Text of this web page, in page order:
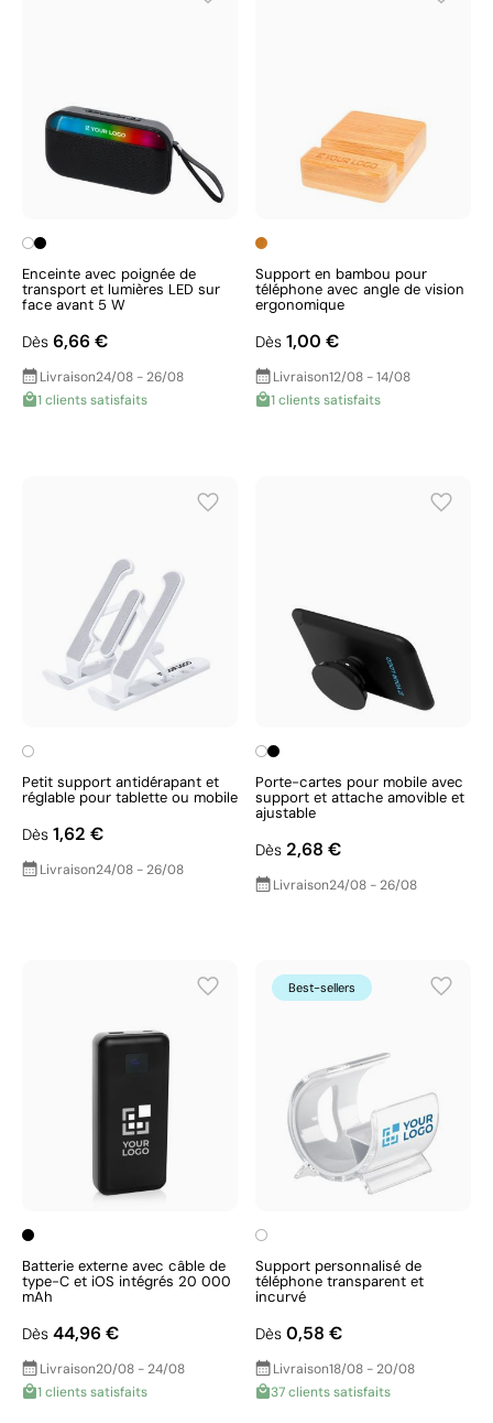
Enceinte avec poignée de
transport et lumières LED sur
face avant 5 W
Dès 6,66 €
Livraison24/08 - 26/08
1 clients satisfaits
Support en bambou pour
téléphone avec angle de vision
ergonomique
Dès 1,00 €
Livraison12/08 - 14/08
1 clients satisfaits
Petit support antidérapant et
réglable pour tablette ou mobile
Dès 1,62 €
Livraison24/08 - 26/08
Porte-cartes pour mobile avec
support et attache amovible et
ajustable
Dès 2,68 €
Livraison24/08 - 26/08
Batterie externe avec câble de
type-C et iOS intégrés 20 000
mAh
Dès 44,96 €
Livraison20/08 - 24/08
1 clients satisfaits
Best-sellers
Support personnalisé de
téléphone transparent et
incurvé
Dès 0,58 €
Livraison18/08 - 20/08
37 clients satisfaits